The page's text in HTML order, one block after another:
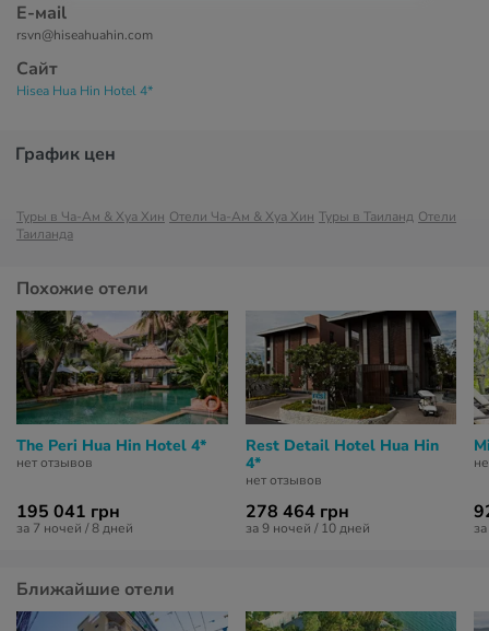
Е-маil
rsvn@hiseahuahin.com
Сайт
Hisea Hua Hin Hotel 4*
График цен
Туры в Ча-Ам & Хуа Хин Отели Ча-Ам & Хуа Хин Туры в Таиланд Отели
Таиланда
Похожие отели
The Peri Hua Hin Hotel 4*
нет отзывов
195 041 грн
за 7 ночей / 8 дней
Rest Detail Hotel Hua Hin
4*
нет отзывов
278 464 грн
за 9 ночей / 10 дней
Ближайшие отели